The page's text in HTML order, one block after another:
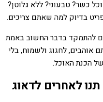
כשר? טבעוני? ללא גלוטן?
בדיוק למה שאתם צריכים.
להתמקד בדבר החשוב באמת
לחגוג ולשמוח, בלי
הכנת האוכל.
לאחרים לדאוג